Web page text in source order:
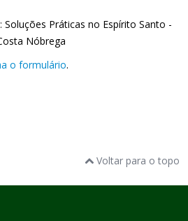
Soluções Práticas no Espírito Santo -
Nóbrega
o formulário.
Voltar para o topo